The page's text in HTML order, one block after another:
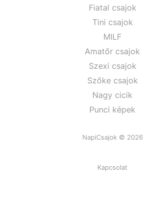
Fiatal csajok
Tini csajok
MILF
Amatőr csajok
Szexi csajok
Szőke csajok
Nagy cicik
Punci képek
NapiCsajok © 2026
Kapcsolat